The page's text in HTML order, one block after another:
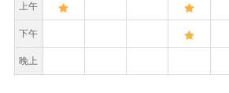
上午
下午
晚上